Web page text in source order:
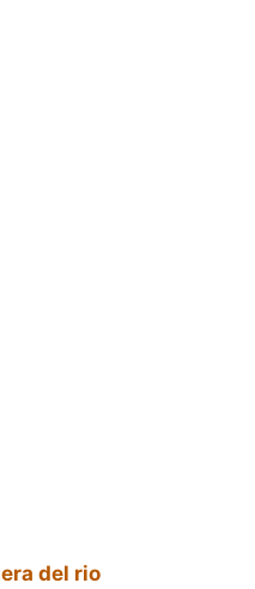
del rio